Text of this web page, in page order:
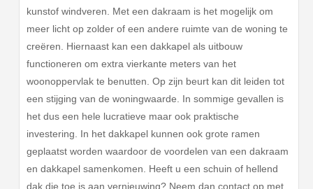
kunstof windveren. Met een dakraam is het mogelijk om
meer licht op zolder of een andere ruimte van de woning te
creëren. Hiernaast kan een dakkapel als uitbouw
functioneren om extra vierkante meters van het
woonoppervlak te benutten. Op zijn beurt kan dit leiden tot
een stijging van de woningwaarde. In sommige gevallen is
het dus een hele lucratieve maar ook praktische
investering. In het dakkapel kunnen ook grote ramen
geplaatst worden waardoor de voordelen van een dakraam
en dakkapel samenkomen. Heeft u een schuin of hellend
dak die toe is aan vernieuwing? Neem dan contact op met